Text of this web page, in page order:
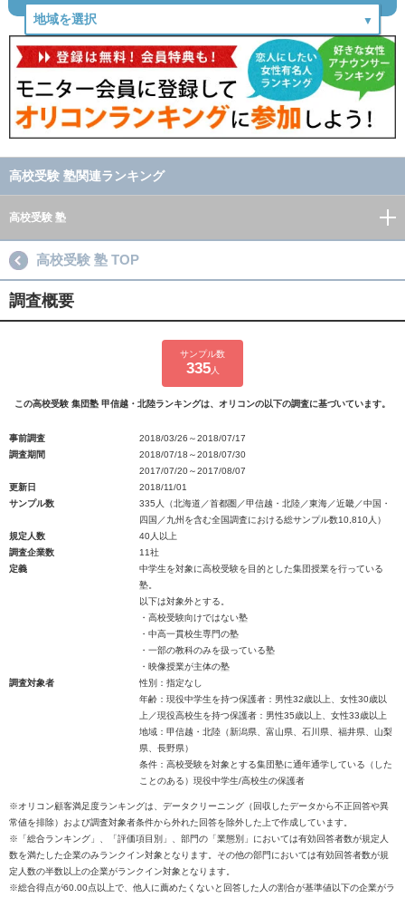
高校受験 塾関連ランキング
高校受験 塾
高校受験 塾 TOP
調査概要
サンプル数
335人
この高校受験 集団塾 甲信越・北陸ランキングは、オリコンの以下の調査に基づいています。
事前調査
2018/03/26～2018/07/17
調査期間
2018/07/18～2018/07/30
2017/07/20～2017/08/07
更新日
2018/11/01
サンプル数
335人（北海道／首都圏／甲信越・北陸／東海／近畿／中国・
四国／九州を含む全国調査における総サンプル数10,810人）
規定人数
40人以上
調査企業数
11社
定義
中学生を対象に高校受験を目的とした集団授業を行っている
塾。
以下は対象外とする。
・高校受験向けではない塾
・中高一貫校生専門の塾
・一部の教科のみを扱っている塾
・映像授業が主体の塾
調査対象者
性別：指定なし
年齢：現役中学生を持つ保護者：男性32歳以上、女性30歳以
上／現役高校生を持つ保護者：男性35歳以上、女性33歳以上
地域：甲信越・北陸（新潟県、富山県、石川県、福井県、山梨
県、長野県）
条件：高校受験を対象とする集団塾に通年通学している（した
ことのある）現役中学生/高校生の保護者
※オリコン顧客満足度ランキングは、データクリーニング（回収したデータから不正回答や異
常値を排除）および調査対象者条件から外れた回答を除外した上で作成しています。
※「総合ランキング」、「評価項目別」、部門の「業態別」においては有効回答者数が規定人
数を満たした企業のみランクイン対象となります。その他の部門においては有効回答者数が規
定人数の半数以上の企業がランクイン対象となります。
※総合得点が60.00点以上で、他人に薦めたくないと回答した人の割合が基準値以下の企業がラ